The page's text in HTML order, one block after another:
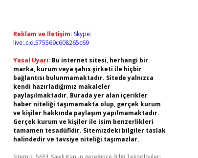
Reklam ve İletişim: Skype:
live:.cid.575569c608265c69
Yasal Uyarı: Bu internet sitesi, herhangi bir
marka, kurum veya şahıs şirketi ile hiçbir
bağlantısı bulunmamaktadır. Sitede yalnızca
kendi hazırladığımız makaleler
paylaşılmaktadır. Burada yer alan içerikler
haber niteliği taşımamakta olup, gerçek kurum
ve kişiler hakkında paylaşım yapılmamaktadır.
Gerçek kurum ve kişiler ile isim benzerlikleri
tamamen tesadüfidir. Sitemizdeki bilgiler taslak
halindedir ve tavsiye niteliği taşımazlar.